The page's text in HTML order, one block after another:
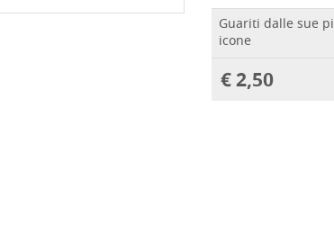
Guariti dalle sue
icone
€ 2,50